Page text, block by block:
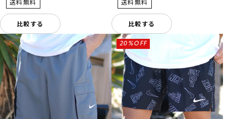
比較する 比較する
20%OFF